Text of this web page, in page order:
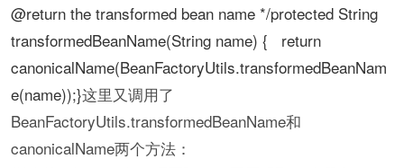
@return the transformed bean name */protected String
transformedBeanName(String name) { return
canonicalName(BeanFactoryUtils.transformedBeanNam
e(name));}这里又调用了
BeanFactoryUtils.transformedBeanName和
canonicalName两个方法：